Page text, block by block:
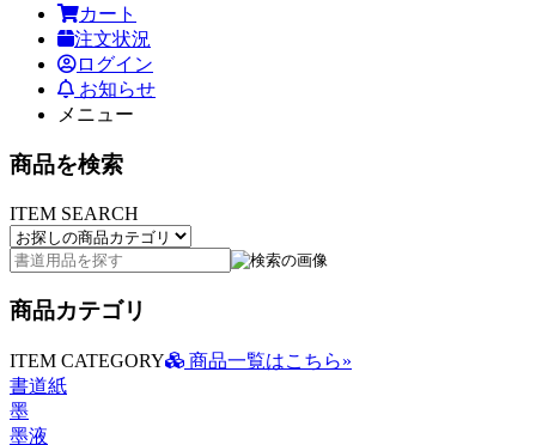
カート
注文状況
ログイン
お知らせ
メニュー
商品を検索
ITEM SEARCH
商品カテゴリ
ITEM CATEGORY
商品一覧はこちら»
書道紙
墨
墨液